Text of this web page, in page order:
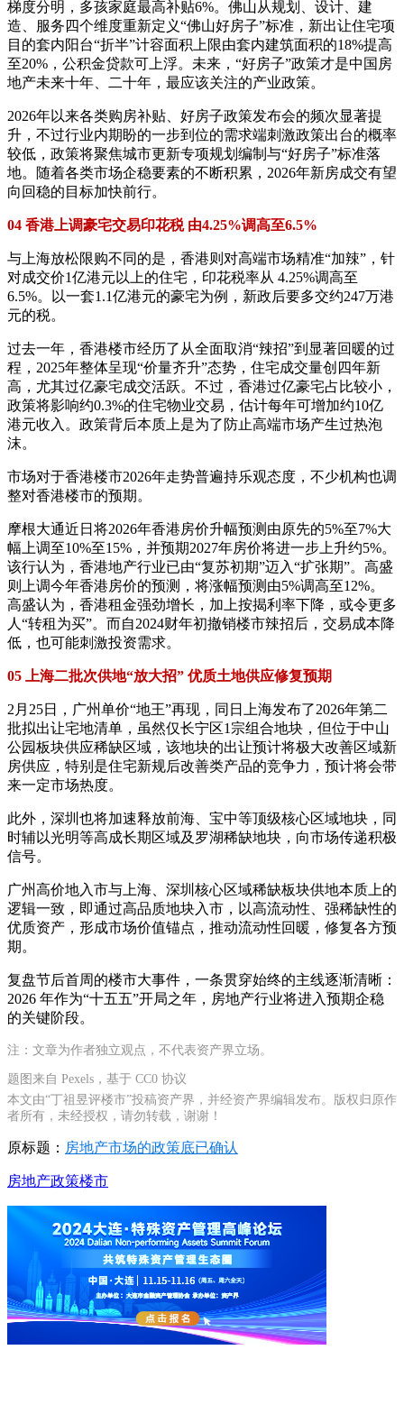
梯度分明，多孩家庭最高补贴6%。佛山从规划、设计、建
造、服务四个维度重新定义“佛山好房子”标准，新出让住宅项
目的套内阳台“折半”计容面积上限由套内建筑面积的18%提高
至20%，公积金贷款可上浮。未来，“好房子”政策才是中国房
地产未来十年、二十年，最应该关注的产业政策。
2026年以来各类购房补贴、好房子政策发布会的频次显著提
升，不过行业内期盼的一步到位的需求端刺激政策出台的概率
较低，政策将聚焦城市更新专项规划编制与“好房子”标准落
地。随着各类市场企稳要素的不断积累，2026年新房成交有望
向回稳的目标加快前行。
04 香港上调豪宅交易印花税 由4.25%调高至6.5%
与上海放松限购不同的是，香港则对高端市场精准“加辣”，针
对成交价1亿港元以上的住宅，印花税率从 4.25%调高至
6.5%。以一套1.1亿港元的豪宅为例，新政后要多交约247万港
元的税。
过去一年，香港楼市经历了从全面取消“辣招”到显著回暖的过
程，2025年整体呈现“价量齐升”态势，住宅成交量创四年新
高，尤其过亿豪宅成交活跃。不过，香港过亿豪宅占比较小，
政策将影响约0.3%的住宅物业交易，估计每年可增加约10亿
港元收入。政策背后本质上是为了防止高端市场产生过热泡
沫。
市场对于香港楼市2026年走势普遍持乐观态度，不少机构也调
整对香港楼市的预期。
摩根大通近日将2026年香港房价升幅预测由原先的5%至7%大
幅上调至10%至15%，并预期2027年房价将进一步上升约5%。
该行认为，香港地产行业已由“复苏初期”迈入“扩张期”。高盛
则上调今年香港房价的预测，将涨幅预测由5%调高至12%。
高盛认为，香港租金强劲增长，加上按揭利率下降，或令更多
人“转租为买”。而自2024财年初撤销楼市辣招后，交易成本降
低，也可能刺激投资需求。
05 上海二批次供地“放大招” 优质土地供应修复预期
2月25日，广州单价“地王”再现，同日上海发布了2026年第二
批拟出让宅地清单，虽然仅长宁区1宗组合地块，但位于中山
公园板块供应稀缺区域，该地块的出让预计将极大改善区域新
房供应，特别是住宅新规后改善类产品的竞争力，预计将会带
来一定市场热度。
此外，深圳也将加速释放前海、宝中等顶级核心区域地块，同
时辅以光明等高成长期区域及罗湖稀缺地块，向市场传递积极
信号。
广州高价地入市与上海、深圳核心区域稀缺板块供地本质上的
逻辑一致，即通过高品质地块入市，以高流动性、强稀缺性的
优质资产，形成市场价值锚点，推动流动性回暖，修复各方预
期。
复盘节后首周的楼市大事件，一条贯穿始终的主线逐渐清晰：
2026 年作为“十五五”开局之年，房地产行业将进入预期企稳
的关键阶段。
注：文章为作者独立观点，不代表资产界立场。
题图来自 Pexels，基于 CC0 协议
本文由“丁祖昱评楼市”投稿资产界，并经资产界编辑发布。版权归原作
者所有，未经授权，请勿转载，谢谢！
原标题： 房地产市场的政策底已确认
房地产政策楼市